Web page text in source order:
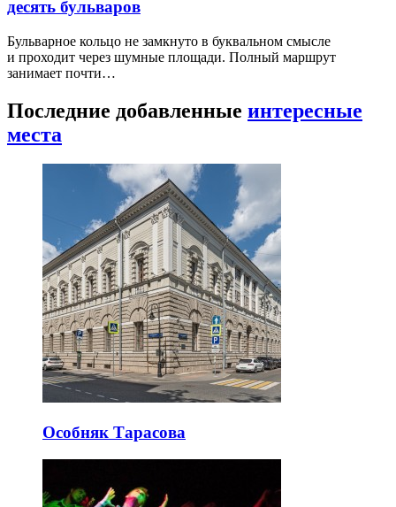
десять бульваров
Бульварное кольцо не замкнуто в буквальном смысле
и проходит через шумные площади. Полный маршрут
занимает почти…
Последние добавленные интересные
места
Особняк Тарасова